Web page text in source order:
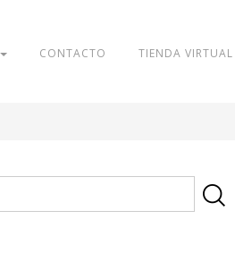
CONTACTO TIENDA VIRTUAL